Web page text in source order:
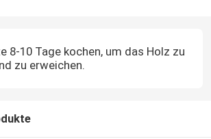
8-10 Tage kochen, um das Holz zu
zu erweichen.